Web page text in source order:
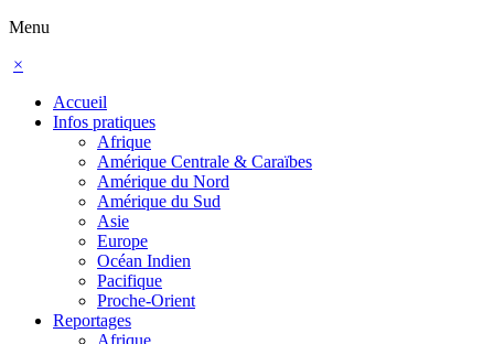
Menu
×
Accueil
Infos pratiques
Afrique
Amérique Centrale & Caraïbes
Amérique du Nord
Amérique du Sud
Asie
Europe
Océan Indien
Pacifique
Proche-Orient
Reportages
Afrique